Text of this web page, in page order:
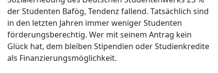
der Studenten Bafög, Tendenz fallend. Tatsächlich sind
in den letzten Jahren immer weniger Studenten
förderungsberechtig. Wer mit seinem Antrag kein
Glück hat, dem bleiben Stipendien oder Studienkredite
als Finanzierungsmöglichkeit.